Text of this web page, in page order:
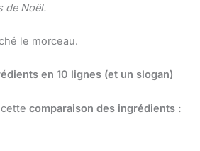
de Noël.
le morceau.
en 10 lignes (et un slogan)
comparaison des ingrédients :